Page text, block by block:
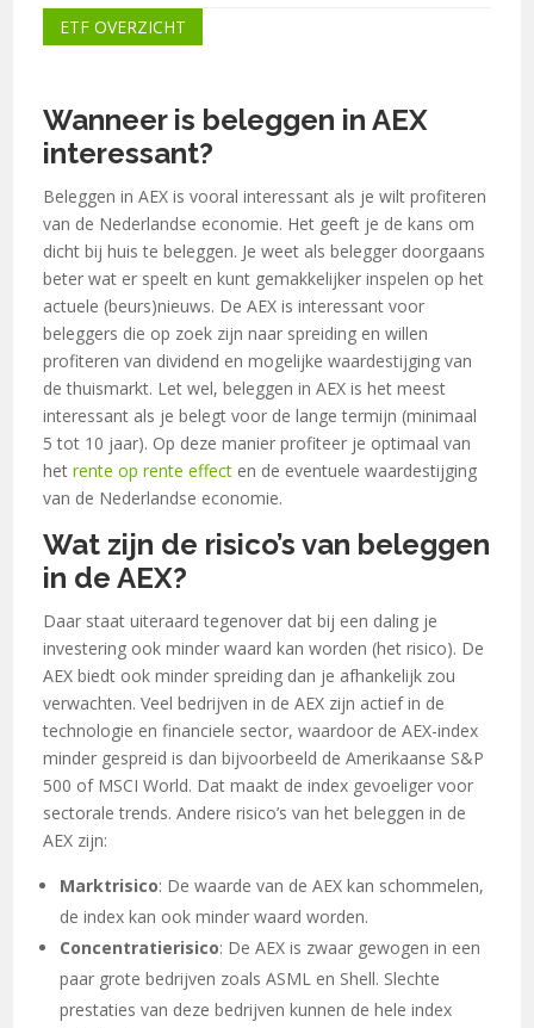
ETF OVERZICHT
Wanneer is beleggen in AEX
interessant?
Beleggen in AEX is vooral interessant als je wilt profiteren
van de Nederlandse economie. Het geeft je de kans om
dicht bij huis te beleggen. Je weet als belegger doorgaans
beter wat er speelt en kunt gemakkelijker inspelen op het
actuele (beurs)nieuws. De AEX is interessant voor
beleggers die op zoek zijn naar spreiding en willen
profiteren van dividend en mogelijke waardestijging van
de thuismarkt. Let wel, beleggen in AEX is het meest
interessant als je belegt voor de lange termijn (minimaal
5 tot 10 jaar). Op deze manier profiteer je optimaal van
hetrente op rente effect en de eventuele waardestijging
van de Nederlandse economie.
Wat zijn de risico’s van beleggen
in de AEX?
Daar staat uiteraard tegenover dat bij een daling je
investering ook minder waard kan worden (het risico). De
AEX biedt ook minder spreiding dan je afhankelijk zou
verwachten. Veel bedrijven in de AEX zijn actief in de
technologie en financiele sector, waardoor de AEX-index
minder gespreid is dan bijvoorbeeld de Amerikaanse S&P
500 of MSCI World. Dat maakt de index gevoeliger voor
sectorale trends. Andere risico’s van het beleggen in de
AEX zijn:
Marktrisico: De waarde van de AEX kan schommelen,
de index kan ook minder waard worden.
Concentratierisico: De AEX is zwaar gewogen in een
paar grote bedrijven zoals ASML en Shell. Slechte
prestaties van deze bedrijven kunnen de hele index